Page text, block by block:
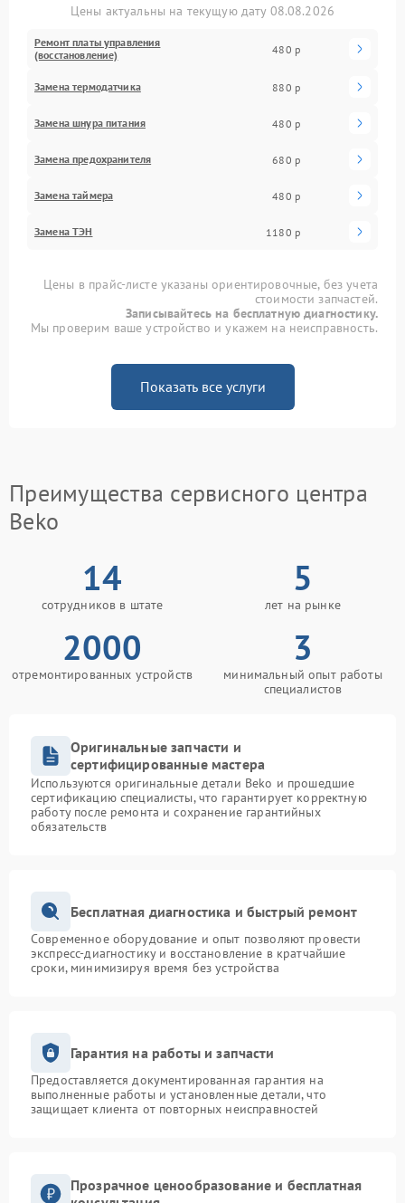
Цены актуальны на текущую дату 08.08.2026
Ремонт платы управления
(восстановление)
480 р
Замена термодатчика 880 р
Замена шнура питания 480 р
Замена предохранителя 680 р
Замена таймера 480 р
Замена ТЭН 1180 р
Цены в прайс-листе указаны ориентировочные, без учета
стоимости запчастей.
Записывайтесь на бесплатную диагностику.
Мы проверим ваше устройство и укажем на неисправность.
Показать все услуги
Преимущества сервисного центра
Beko
14
сотрудников в штате
5
лет на рынке
2000
отремонтированных устройств
3
минимальный опыт работы
специалистов
Оригинальные запчасти и
сертифицированные мастера
Используются оригинальные детали Beko и прошедшие
сертификацию специалисты, что гарантирует корректную
работу после ремонта и сохранение гарантийных
обязательств
Бесплатная диагностика и быстрый ремонт
Современное оборудование и опыт позволяют провести
экспресс-диагностику и восстановление в кратчайшие
сроки, минимизируя время без устройства
Гарантия на работы и запчасти
Предоставляется документированная гарантия на
выполненные работы и установленные детали, что
защищает клиента от повторных неисправностей
Прозрачное ценообразование и бесплатная